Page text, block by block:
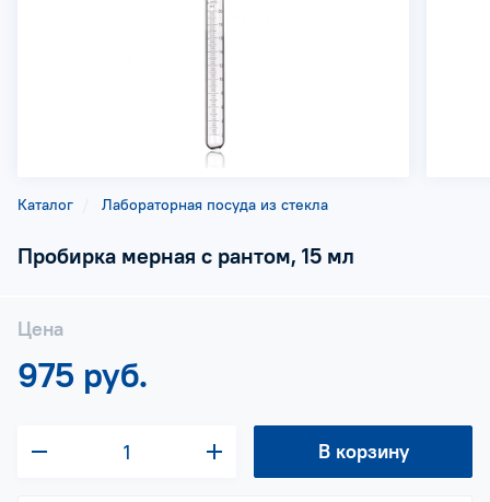
Каталог Лабораторная посуда из стекла
Пробирка мерная с рантом, 15 мл
Цена
975 руб.
В корзину